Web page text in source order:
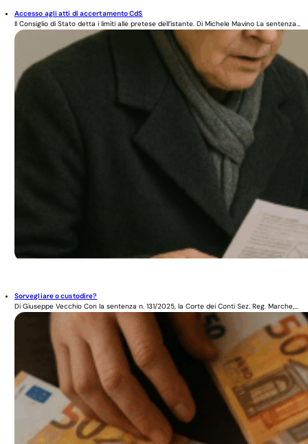
Accesso agli atti di accertamento CdS
Il Consiglio di Stato detta i limiti alle pretese dell’istante. Di Michele Mavino La sentenza...
Sorvegliare o custodire?
Di Giuseppe Vecchio Con la sentenza n. 131/2025, la Corte dei Conti Sez. Reg. Marche,...